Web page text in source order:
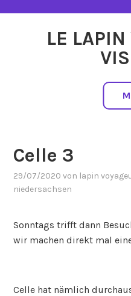
LE LAPIN
Celle 3
29/07/2020 von lapin
niedersachsen
Sonntags trifft dann
wir machen direkt mal
Celle hat nämlich